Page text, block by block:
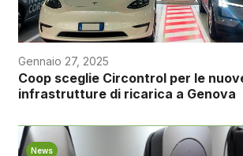
Gennaio 27, 2025
Coop sceglie Circontrol per le
infrastrutture di ricarica a Genova
News